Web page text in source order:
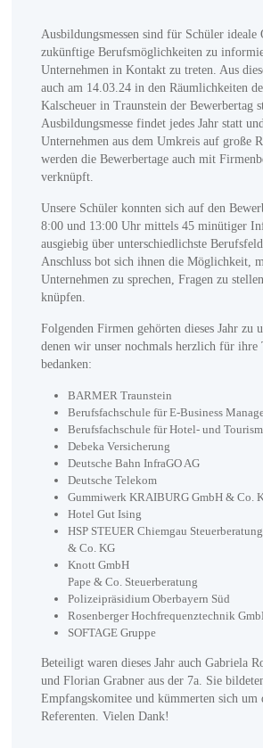
Ausbildungsmessen sind für Schüler ideale
zukünftige Berufsmöglichkeiten zu
Unternehmen in Kontakt zu treten. Aus
auch am 14.03.24 in den Räumlichkeiten
Kalscheuer in Traunstein der Bewerbertag
Ausbildungsmesse findet jedes Jahr statt
Unternehmen aus dem Umkreis auf große
werden die Bewerbertage auch mit
verknüpft.
Unsere Schüler konnten sich auf den
8:00 und 13:00 Uhr mittels 45 minütiger
ausgiebig über unterschiedlichste
Anschluss bot sich ihnen die Möglichkeit,
Unternehmen zu sprechen, Fragen zu
knüpfen.
Folgenden Firmen gehörten dieses Jahr zu
denen wir unser nochmals herzlich für ihre
bedanken:
BARMER Traunstein
Berufsfachschule für E-Business
Berufsfachschule für Hotel- und
Debeka Versicherung
Deutsche Bahn InfraGO AG
Deutsche Telekom
Gummiwerk KRAIBURG GmbH & Co.
Hotel Gut Ising
HSP STEUER Chiemgau
& Co. KG
Knott GmbH
Pape & Co. Steuerberatung
Polizeipräsidium Oberbayern Süd
Rosenberger Hochfrequenztechnik
SOFTAGE Gruppe
Beteiligt waren dieses Jahr auch Gabriela
und Florian Grabner aus der 7a. Sie
Empfangskomitee und kümmerten sich um
Referenten. Vielen Dank!